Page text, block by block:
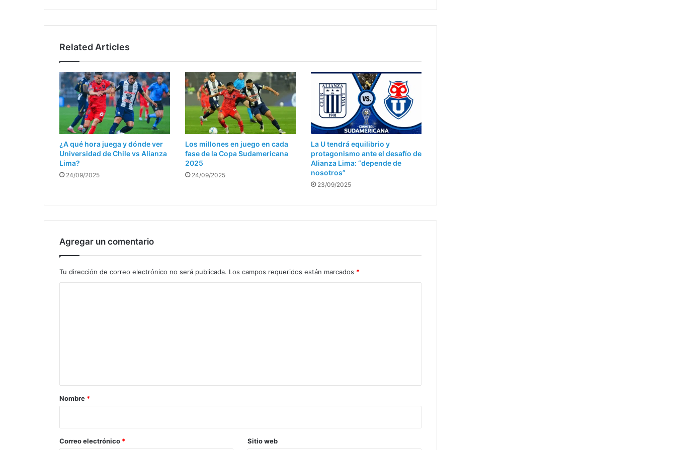
la
Related Articles
¿A qué hora juega y dónde ver
Universidad de Chile vs Alianza
Lima?
24/09/2025
Los millones en juego en cada
fase de la Copa Sudamericana
2025
24/09/2025
La U tendrá equilibrio y
protagonismo ante el desafío de
Alianza Lima: “depende de
nosotros”
23/09/2025
Agregar un comentario
Tu dirección de correo electrónico no será publicada. Los campos requeridos están marcados *
r
*
Nombre *
Correo electrónico * Sitio web